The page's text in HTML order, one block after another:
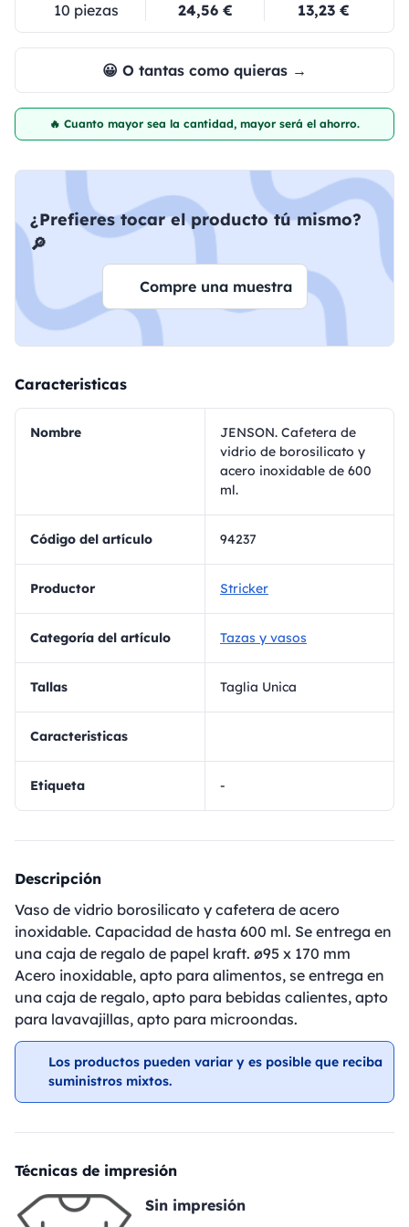
10 piezas 24,56 € 13,23 €
😀 O tantas como quieras →
🔥 Cuanto mayor sea la cantidad, mayor será el ahorro.
¿Prefieres tocar el producto tú mismo?
🔎
Compre una muestra
Caracteristicas
Nombre
JENSON. Cafetera de
vidrio de borosilicato y
acero inoxidable de 600
ml.
Código del artículo 94237
Productor Stricker
Categoría del artículo Tazas y vasos
Tallas Taglia Unica
Caracteristicas
Etiqueta -
Descripción
Vaso de vidrio borosilicato y cafetera de acero
inoxidable. Capacidad de hasta 600 ml. Se entrega en
una caja de regalo de papel kraft. ø95 x 170 mm
Acero inoxidable, apto para alimentos, se entrega en
una caja de regalo, apto para bebidas calientes, apto
para lavavajillas, apto para microondas.
Los productos pueden variar y es posible que reciba
suministros mixtos.
Técnicas de impresión
Sin impresión